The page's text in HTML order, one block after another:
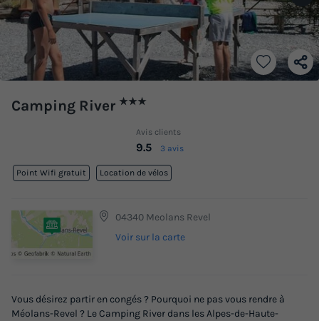
Camping River ★★★
Avis clients
9.5 3 avis
Point Wifi gratuit Location de vélos
04340 Meolans Revel
Voir sur la carte
Vous désirez partir en congés ? Pourquoi ne pas vous rendre à
Méolans-Revel ? Le Camping River dans les Alpes-de-Haute-